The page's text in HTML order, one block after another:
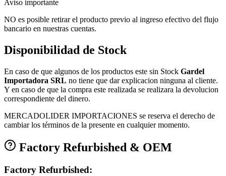
Aviso importante
NO es posible retirar el producto previo al ingreso efectivo del flujo
bancario en nuestras cuentas.
Disponibilidad de Stock
En caso de que algunos de los productos este sin Stock Gardel
Importadora SRL no tiene que dar explicacion ninguna al cliente.
Y en caso de que la compra este realizada se realizara la devolucion
correspondiente del dinero.
MERCADOLIDER IMPORTACIONES se reserva el derecho de
cambiar los términos de la presente en cualquier momento.
Factory Refurbished & OEM
Factory Refurbished: